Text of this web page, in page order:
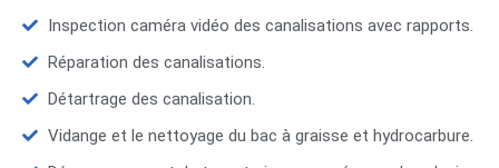
Inspection caméra vidéo des canalisations avec rapports.
Réparation des canalisations.
Détartrage des canalisation.
Vidange et le nettoyage du bac à graisse et hydrocarbure.